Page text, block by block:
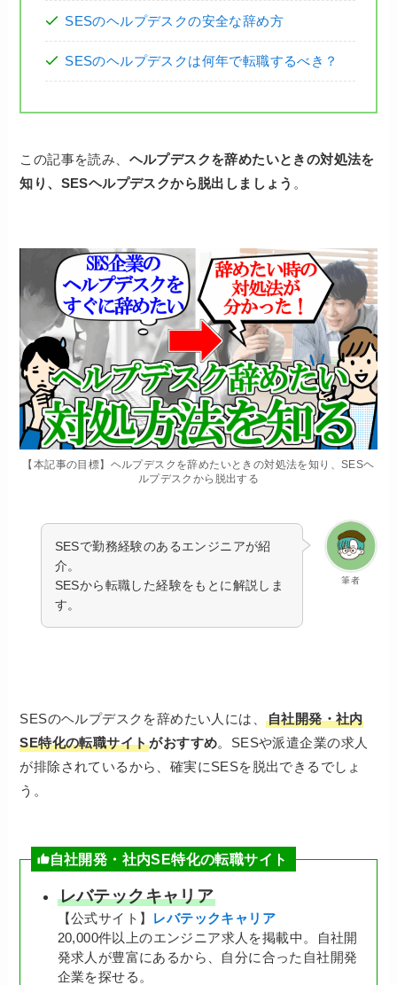
SESのヘルプデスクの安全な辞め方
SESのヘルプデスクは何年で転職するべき？
この記事を読み、 ヘルプデスクを辞めたいときの対処法を
知り、SESヘルプデスクから脱出しましょう 。
【本記事の目標】ヘルプデスクを辞めたいときの対処法を知り、SESヘ
ルプデスクから脱出する
筆者
SESで勤務経験のあるエンジニアが紹
介。
SESから転職した経験をもとに解説しま
す。
SESのヘルプデスクを辞めたい人には、自社開発・社内
SE特化の転職サイトがおすすめ。SESや派遣企業の求人
が排除されているから、確実にSESを脱出できるでしょ
う。
自社開発・社内SE特化の転職サイト
レバテックキャリア
【公式サイト】 レバテックキャリア
20,000件以上のエンジニア求人を掲載中。自社開
発求人が豊富にあるから、自分に合った自社開発
企業を探せる。